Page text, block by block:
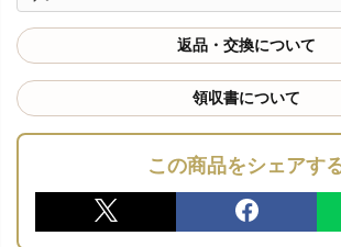
返品・交換について
領収書について
この商品をシェアす